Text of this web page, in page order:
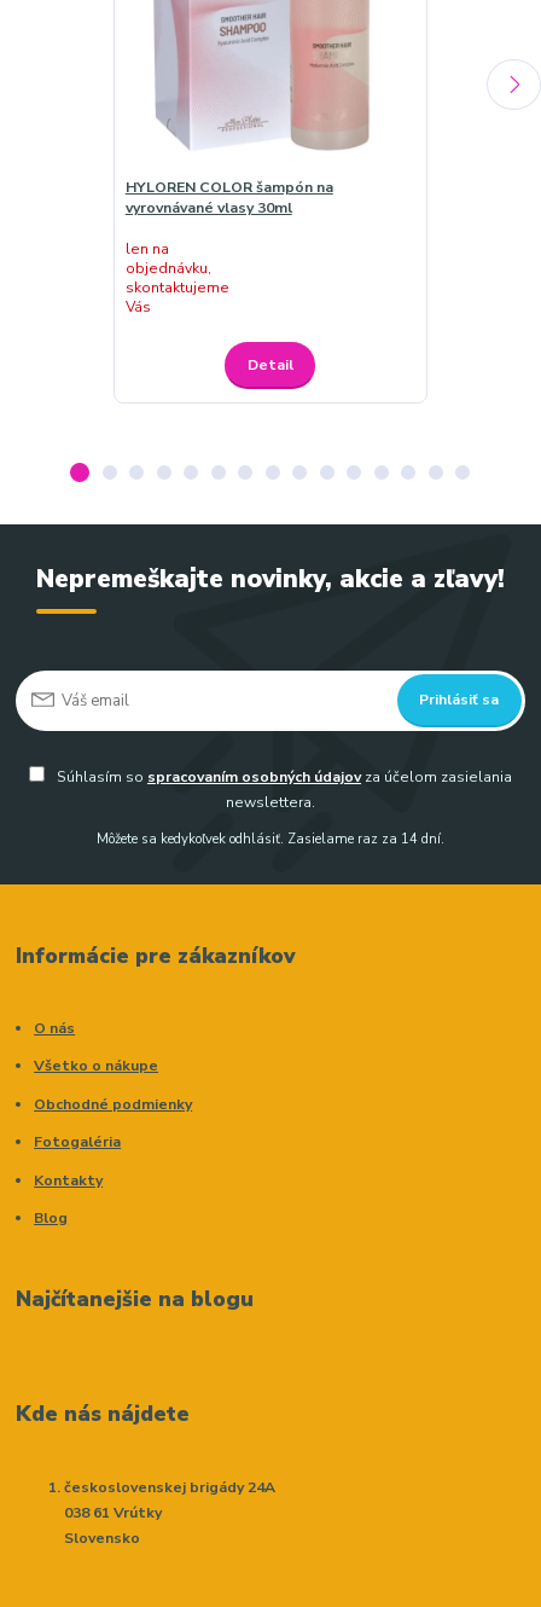
HYLOREN COLOR šampón na
vyrovnávané vlasy 30ml
len na
objednávku,
skontaktujeme
Vás
Detail
Nepremeškajte novinky, akcie a zľavy!
Prihlásiť sa
Súhlasím so spracovaním osobných údajovza účelom zasielania
newslettera.
Môžete sa kedykoľvek odhlásiť. Zasielame raz za 14 dní.
Informácie pre zákazníkov
O nás
Všetko o nákupe
Obchodné podmienky
Fotogaléria
Kontakty
Blog
Najčítanejšie na blogu
Kde nás nájdete
československej brigády 24A
038 61 Vrútky
Slovensko